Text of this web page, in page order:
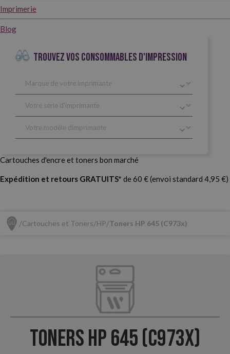
Imprimerie
Blog
TROUVEZ VOS CONSOMMABLES D'IMPRESSION
Cartouches d'encre et toners bon marché
Expédition et retours GRATUITS* de 60 € (envoi standard 4,95 €)
Cartouches et Toners HP Toners HP 645 (C973x)
Toners HP 645 (C973x)